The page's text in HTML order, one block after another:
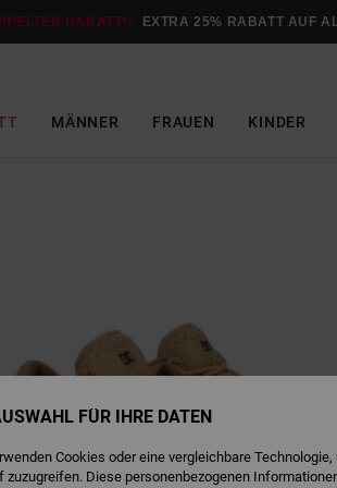
RABATT*: EXTRA 25% RABATT AUF
MÄNNER FRAUEN KINDER
FÜR IHRE DATEN
Cookies oder eine vergleichbare
Diese personenbezogenen